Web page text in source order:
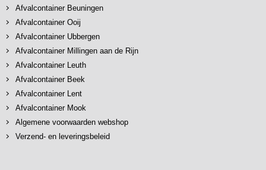
Afvalcontainer Beuningen
Afvalcontainer Ooij
Afvalcontainer Ubbergen
Afvalcontainer Millingen aan de Rijn
Afvalcontainer Leuth
Afvalcontainer Beek
Afvalcontainer Lent
Afvalcontainer Mook
Algemene voorwaarden webshop
Verzend- en leveringsbeleid